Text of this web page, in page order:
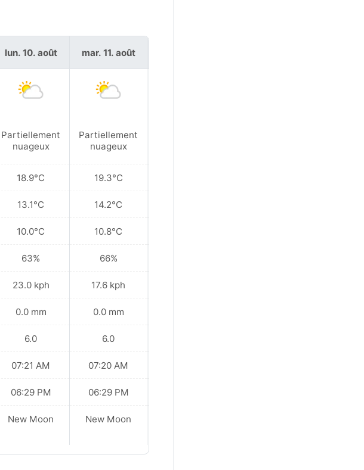
lun. 10. août
Partiellement
nuageux
18.9°C
13.1°C
10.0°C
63%
23.0 kph
0.0 mm
6.0
07:21 AM
06:29 PM
New Moon
mar. 11. août
Partiellement
nuageux
19.3°C
14.2°C
10.8°C
66%
17.6 kph
0.0 mm
6.0
07:20 AM
06:29 PM
New Moon